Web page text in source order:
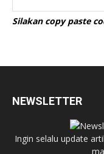
Silakan copy paste
NEWSLETTER
Ingin selalu update